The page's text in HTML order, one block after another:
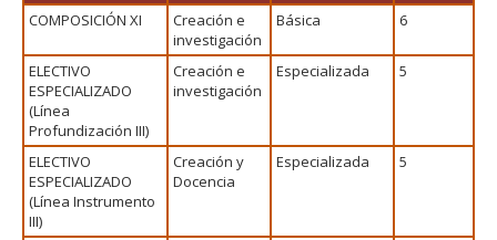
COMPOSICIÓN XI
Creación e
investigación
Básica 6
ELECTIVO
ESPECIALIZADO
(Línea
Profundización III)
Creación e
investigación
Especializada 5
ELECTIVO
ESPECIALIZADO
(Línea Instrumento
III)
Creación y
Docencia
Especializada 5